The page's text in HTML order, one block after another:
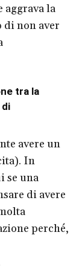
aggrava la
non aver
tra la
avere un
In
se una
di avere
perché,